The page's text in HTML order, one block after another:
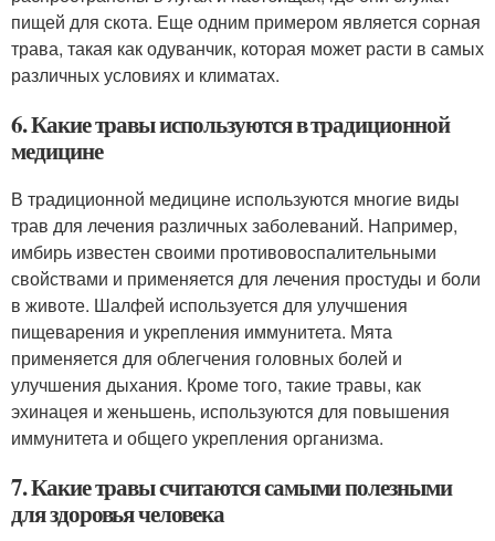
пищей для скота. Еще одним примером является сорная
трава, такая как одуванчик, которая может расти в самых
различных условиях и климатах.
6. Какие травы используются в традиционной
медицине
В традиционной медицине используются многие виды
трав для лечения различных заболеваний. Например,
имбирь известен своими противовоспалительными
свойствами и применяется для лечения простуды и боли
в животе. Шалфей используется для улучшения
пищеварения и укрепления иммунитета. Мята
применяется для облегчения головных болей и
улучшения дыхания. Кроме того, такие травы, как
эхинацея и женьшень, используются для повышения
иммунитета и общего укрепления организма.
7. Какие травы считаются самыми полезными
для здоровья человека